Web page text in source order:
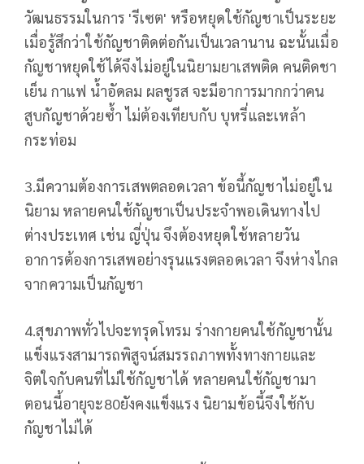
วัฒนธรรมในการ 'รีเซต' หรือหยุดใช้กัญชาเป็นระยะ
เมื่อรู้สึกว่าใช้กัญชาติดต่อกันเป็นเวลานาน ฉะนั้นเมื่อ
กัญชาหยุดใช้ได้จึงไม่อยู่ในนิยามยาเสพติด คนติดชา
เย็น กาแฟ น้ำอัดลม ผลชูรส จะมีอาการมากกว่าคน
สูบกัญชาด้วยซ้ำ ไม่ต้องเทียบกับ บุหรี่และเหล้า
กระท่อม
3.มีความต้องการเสพตลอดเวลา ข้อนี้กัญชาไม่อยู่ใน
นิยาม หลายคนใช้กัญชาเป็นประจำพอเดินทางไป
ต่างประเทศ เช่น ญี่ปุ่น จึงต้องหยุดใช้หลายวัน
อาการต้องการเสพอย่างรุนแรงตลอดเวลา จึงห่างไกล
จากความเป็นกัญชา
4.สุขภาพทั่วไปจะทรุดโทรม ร่างกายคนใช้กัญชานั้น
แข็งแรงสามารถพิสูจน์สมรรถภาพทั้งทางกายและ
จิตใจกับคนที่ไม่ใช้กัญชาได้ หลายคนใช้กัญชามา
ตอนนี้อายุจะ80ยังคงแข็งแรง นิยามข้อนี้จึงใช้กับ
กัญชาไม่ได้